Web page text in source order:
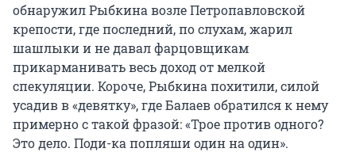
обнаружил Рыбкина возле Петропавловской
крепости, где последний, по слухам, жарил
шашлыки и не давал фарцовщикам
прикарманивать весь доход от мелкой
спекуляции. Короче, Рыбкина похитили, силой
усадив в «девятку», где Балаев обратился к нему
примерно с такой фразой: «Трое против одного?
Это дело. Поди-ка попляши один на один».